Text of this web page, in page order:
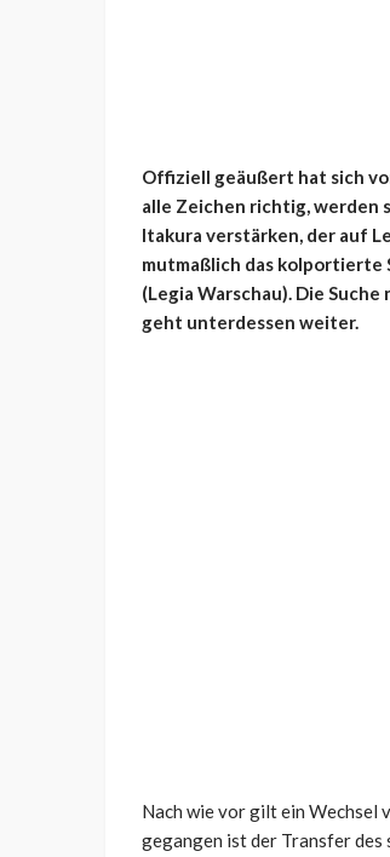
Offiziell geäußert hat sich
alle Zeichen richtig, werden
Itakura verstärken, der auf
mutmaßlich das kolportierte
(Legia Warschau). Die
geht unterdessen weiter.
Nach wie vor gilt ein Wechsel
gegangen ist der Transfer des